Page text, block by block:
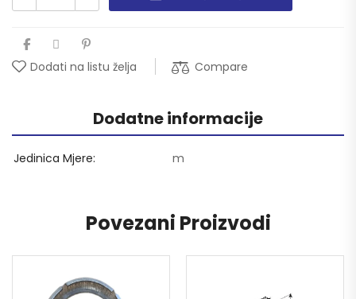
Dodati na listu želja Compare
Dodatne informacije
Jedinica Mjere m
Povezani Proizvodi